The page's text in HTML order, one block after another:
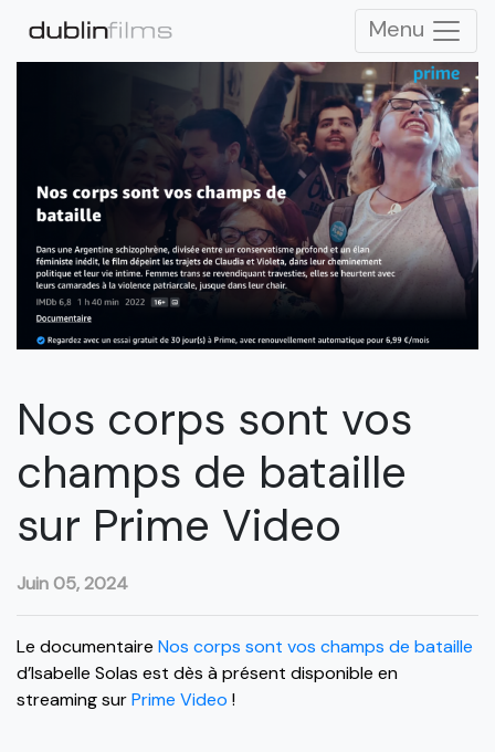
Menu
Nos corps sont vos
champs de bataille
sur Prime Video
Juin 05, 2024
Le documentaire Nos corps sont vos champs de bataille
d’Isabelle Solas est dès à présent disponible en
streaming surPrime Video !